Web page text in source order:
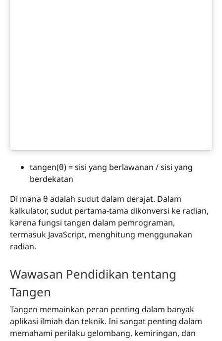
tangen(θ) = sisi yang berlawanan / sisi yang
berdekatan
Di mana θ adalah sudut dalam derajat. Dalam
kalkulator, sudut pertama-tama dikonversi ke radian,
karena fungsi tangen dalam pemrograman,
termasuk JavaScript, menghitung menggunakan
radian.
Wawasan Pendidikan tentang
Tangen
Tangen memainkan peran penting dalam banyak
aplikasi ilmiah dan teknik. Ini sangat penting dalam
memahami perilaku gelombang, kemiringan, dan